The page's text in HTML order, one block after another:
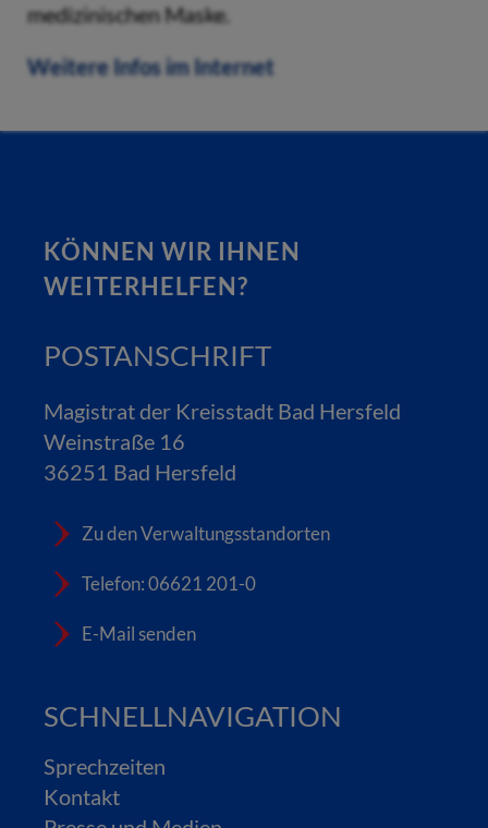
medizinischen Maske.
Weitere Infos im Internet
KÖNNEN WIR IHNEN
WEITERHELFEN?
POSTANSCHRIFT
Magistrat der Kreisstadt Bad Hersfeld
Weinstraße 16
36251 Bad Hersfeld
Zu den Verwaltungsstandorten
Telefon: 06621 201-0
E-Mail senden
SCHNELLNAVIGATION
Sprechzeiten
Kontakt